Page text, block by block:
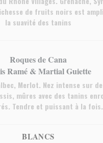
de fruits noirs est
la suavité des tanins
Roques de Cana
Ramé & Martial Guiette
Merlot. Nez intense sur
mûres avec des tanins
Tendre et puissant à la fois.
BLANCS